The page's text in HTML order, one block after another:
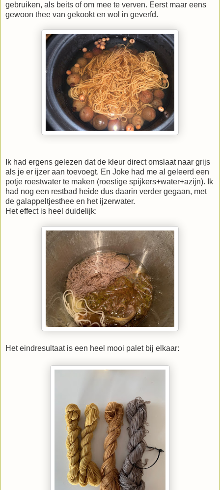
gebruiken, als beits of om mee te verven. Eerst maar eens
gewoon thee van gekookt en wol in geverfd.
Ik had ergens gelezen dat de kleur direct omslaat naar grijs
als je er ijzer aan toevoegt. En Joke had me al geleerd een
potje roestwater te maken (roestige spijkers+water+azijn). Ik
had nog een restbad heide dus daarin verder gegaan, met
de galappeltjesthee en het ijzerwater.
Het effect is heel duidelijk:
Het eindresultaat is een heel mooi palet bij elkaar: